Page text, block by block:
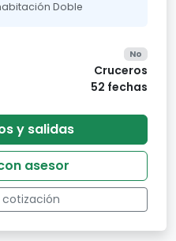
Doble
No
Cruceros
52 fechas
y salidas
asesor